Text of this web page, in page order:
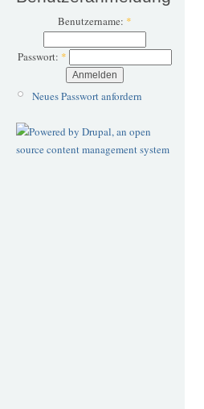
Benutzername: *
Passwort: *
Neues Passwort anfordern